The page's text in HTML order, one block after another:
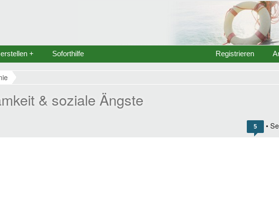
+ Soforthilfe Registrieren
& soziale Ängste
5 •